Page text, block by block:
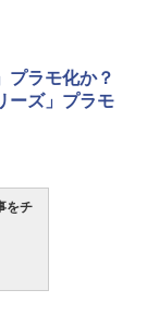
フィギュアー
イダーBLACK
布製 塗装済み
T-SPAR
ューレジェンズ
スピリッツ)
[カラーA] 色
スピリッツ)
RG 1/48 AV-
ス) 色分け済
No.25 コル
上エアーHOP
ガスブロー
20式 5.56mm
バック
ート 水性プレ
レー 光沢 88ml
ールはがし
プラモ化か？
ーズ」プラモ
をチ